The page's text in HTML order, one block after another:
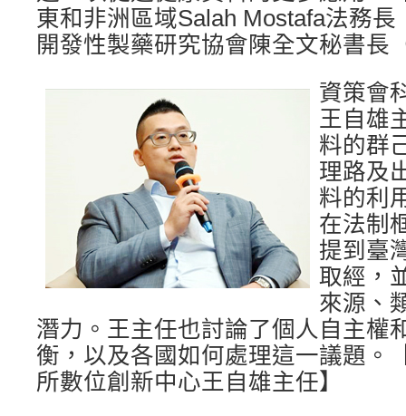
東和非洲區域Salah Mostafa法務
開發性製藥研究協會陳全文秘書長
資策會
王自雄
料的群
理路及
料的利
在法制
提到臺
取經，
來源、
潛力。王主任也討論了個人自主權
衡，以及各國如何處理這一議題。
所數位創新中心王自雄主任】